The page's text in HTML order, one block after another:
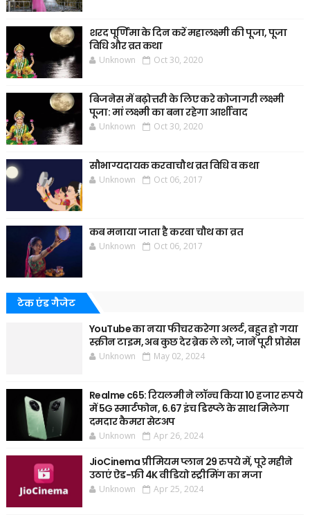
शरद पूर्णिमा के दिन करें महालक्ष्मी की पूजा, पूजा
विधि और व्रत कथा
Unknown Oct 30, 2020
बिजनेस में बढ़ोत्तरी के लिए करे कोजागरी लक्ष्मी
पूजा: मां लक्ष्मी का बना रहेगा आर्शीवाद
Unknown Oct 30, 2020
सौभाग्यदायक करवाचौथ व्रत विधि व कथा
Unknown Oct 06, 2017
कब मनाया जाता है करवा चौथ का व्रत
Unknown Oct 06, 2017
टेक एंड गैजेट
YouTube का नया फीचर करेगा अलर्ट, बहुत हो गया
स्क्रीन टाइम, अब कुछ देर ब्रेक ले लो, जानें पूरी प्रोसेस
Unknown May 02, 2024
Realme c65: रियलमी ने लॉन्च किया 10 हजार रुपये
में 5G स्मार्टफोन, 6.67 इंच डिस्प्ले के साथ मिलेगा
दमदार कैमरा सेटअप
Unknown Apr 26, 2024
JioCinema प्रीमियम प्लान 29 रुपये में, पूरे महीने
उठाएं ऐड-फ्री 4K वीडियो स्ट्रीमिंग का मजा
Unknown Apr 25, 2024